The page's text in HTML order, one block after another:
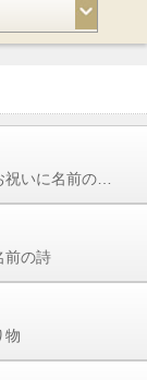
前の詩
物